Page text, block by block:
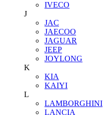
IVECO
J
JAC
JAECOO
JAGUAR
JEEP
JOYLONG
K
KIA
KAIYI
L
LAMBORGHINI
LANCIA